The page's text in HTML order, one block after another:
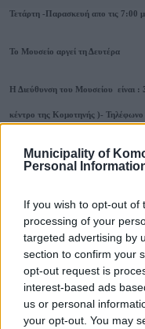
Municipality of
Personal
If you wish to opt-out of
processing of your
targeted advertising by
section to confirm your
opt-out request is
interest-based ads
us or personal
your opt-out. You may
Τετάρτη -Παρασκευή απο τις 7:00
Το Μουσείο αργεί τη Δευτέρα
Η Διεύθυνση του Μουσείου είναι :
κέντρο της Κομοτηνής )-
Τηλεφωνικό Κέντρο
Τηλεφωνικό Κέντρο
FAX Δήμου
Γραφείο Δημάρχου
Κ.Ε.Π.